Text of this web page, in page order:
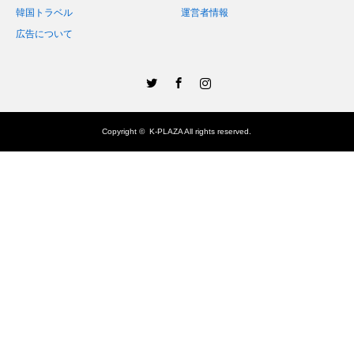
韓国トラベル
運営者情報
広告について
Copyright ©K-PLAZAAll rights reserved.